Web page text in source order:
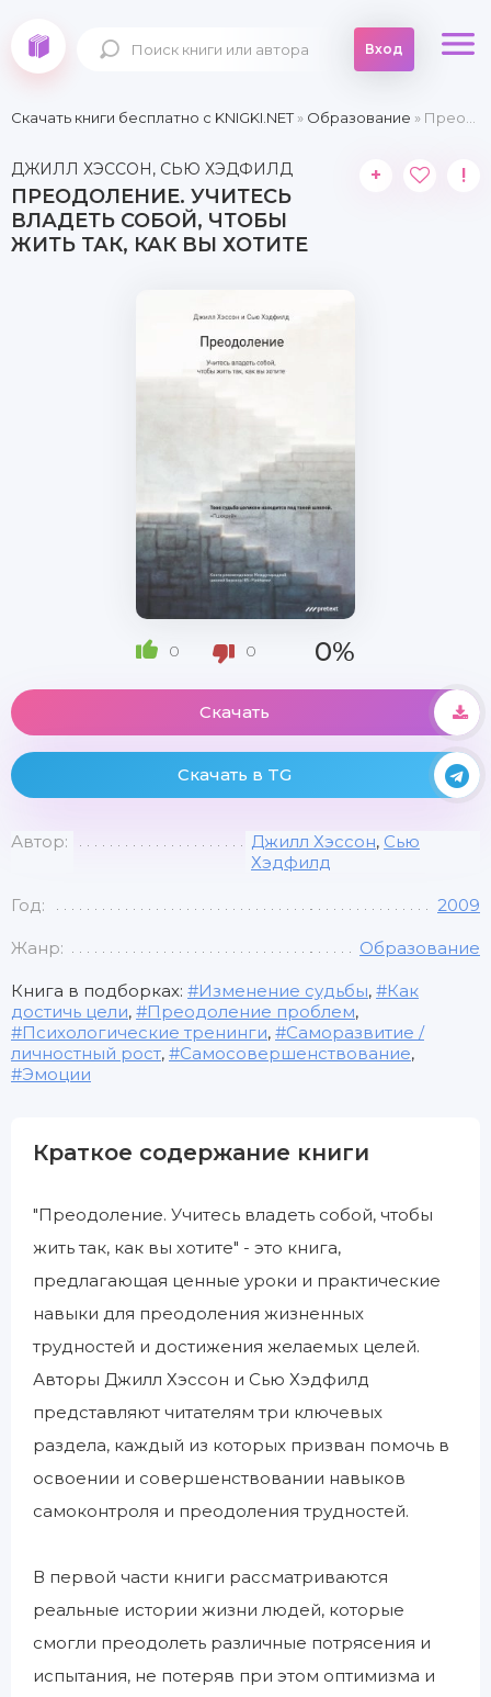
Вход
Скачать книги бесплатно c KNIGKI.NET» Образование » Преодоление. Учитесь владеть собой, чтобы жить так, как вы хотите
ДЖИЛЛ ХЭССОН, СЬЮ ХЭДФИЛД
ПРЕОДОЛЕНИЕ. УЧИТЕСЬ
ВЛАДЕТЬ СОБОЙ, ЧТОБЫ
ЖИТЬ ТАК, КАК ВЫ ХОТИТЕ
+ !
0 0 0%
Скачать
Скачать в TG
Автор: Джилл Хэссон, Сью
Хэдфилд
Год: 2009
Жанр: Образование
Книга в подборках: Изменение судьбы,
Как
достичь цели, Преодоление проблем,
Психологические тренинги,
Саморазвитие /
личностный рост, Самосовершенствование,
Эмоции
Краткое содержание книги
"Преодоление. Учитесь владеть собой, чтобы
жить так, как вы хотите" - это книга,
предлагающая ценные уроки и практические
навыки для преодоления жизненных
трудностей и достижения желаемых целей.
Авторы Джилл Хэссон и Сью Хэдфилд
представляют читателям три ключевых
раздела, каждый из которых призван помочь в
освоении и совершенствовании навыков
самоконтроля и преодоления трудностей.
В первой части книги рассматриваются
реальные истории жизни людей, которые
смогли преодолеть различные потрясения и
испытания, не потеряв при этом оптимизма и